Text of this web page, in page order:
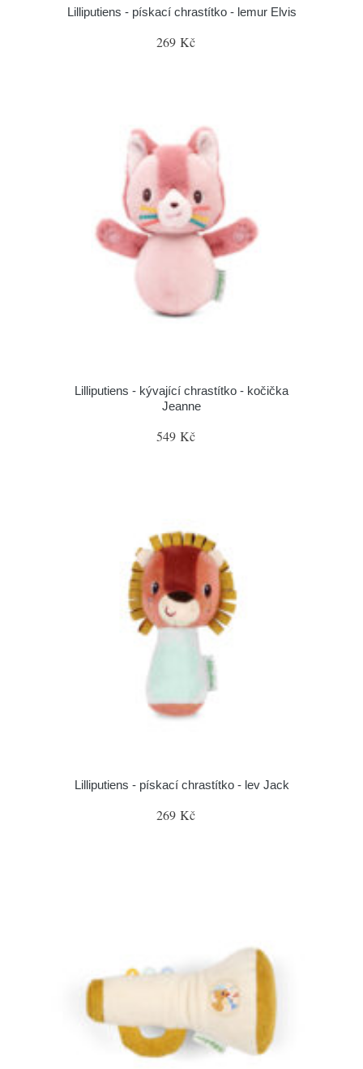
Lilliputiens - pískací chrastítko - lemur Elvis
269 Kč
Lilliputiens - kývající chrastítko - kočička
Jeanne
549 Kč
Lilliputiens - pískací chrastítko - lev Jack
269 Kč